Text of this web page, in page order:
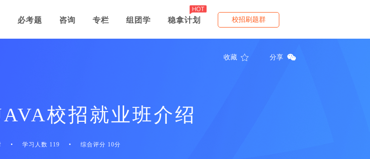
必考题 咨询 专栏 组团学 稳拿计划 校招刷题群
收藏 分享
校招就业班介绍
• 学习人数 119 • 综合评分 10分